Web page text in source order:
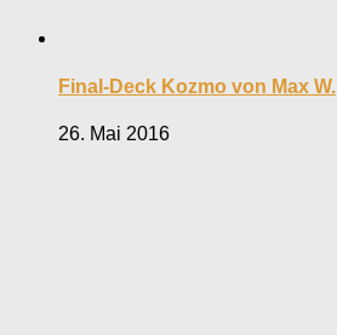
Final-Deck Kozmo von Max W.
26. Mai 2016